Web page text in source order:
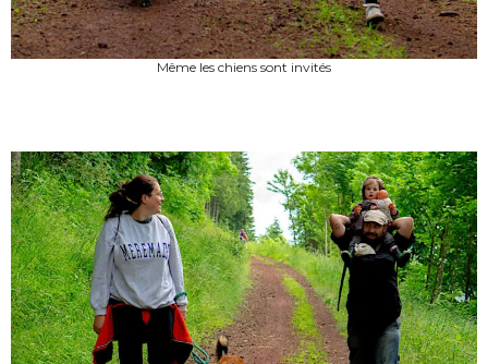
Même les chiens sont invités